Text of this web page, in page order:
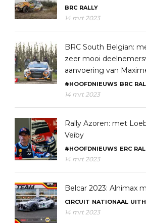
BRC RALLY
14 mrt 2023
BRC South Belgian:
zeer mooi
aanvoering van
#HOOFDNIEUWS BRC
14 mrt 2023
Rally Azoren: met
Veiby
#HOOFDNIEUWS ERC
14 mrt 2023
Belcar 2023: Alnimax
CIRCUIT NATIONAAL
14 mrt 2023